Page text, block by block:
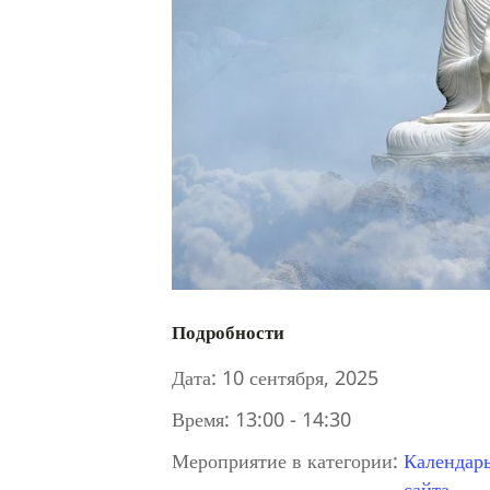
Подробности
Дата: 10 сентября, 2025
Время: 13:00 - 14:30
Мероприятие в категории: